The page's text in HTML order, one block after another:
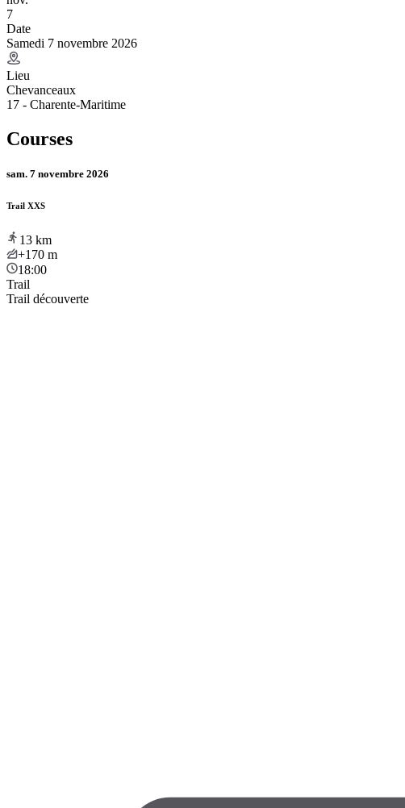
7
Date
Samedi 7 novembre 2026
Lieu
Chevanceaux
17 - Charente-Maritime
Courses
sam. 7 novembre 2026
Trail XXS
13 km
+170 m
18:00
Trail
Trail découverte